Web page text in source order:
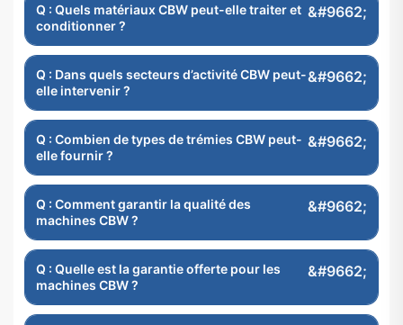
Q : Quels matériaux CBW peut-elle traiter et
conditionner ?
Q : Dans quels secteurs d’activité CBW peut-
elle intervenir ?
Q : Combien de types de trémies CBW peut-
elle fournir ?
Q : Comment garantir la qualité des
machines CBW ?
Q : Quelle est la garantie offerte pour les
machines CBW ?